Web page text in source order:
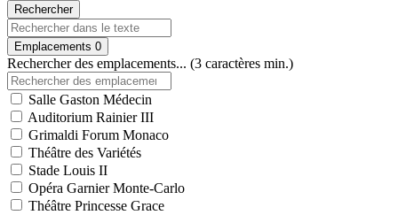
Rechercher
Emplacements 0
Rechercher des emplacements... (3 caractères min.)
Salle Gaston Médecin
Auditorium Rainier III
Grimaldi Forum Monaco
Théâtre des Variétés
Stade Louis II
Opéra Garnier Monte-Carlo
Théâtre Princesse Grace